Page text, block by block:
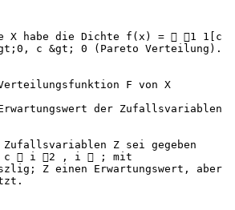
X habe die Dichte f(x) =  1 1[c
c &gt; 0 (Pareto Verteilung).
F von X
der Zufallsvariablen
Z sei gegeben
c  i 2 , i  ; mit
Z einen Erwartungswert, aber